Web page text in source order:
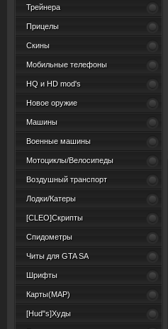
Трейнера
Прицелы
Скины
Мобильные телефоны
HQ и HD mod's
Новое оружие
Машины
Военные машины
Мотоциклы/Велосипеды
Воздушный транспорт
Лодки/Катеры
[CLEO]Скрипты
Спидометры
Читы для GTA SA
Шрифты
Карты(MAP)
[Hud"s]Худы